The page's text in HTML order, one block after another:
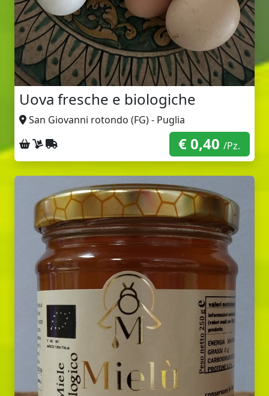
Uova fresche e biologiche
San Giovanni rotondo (FG) - Puglia
Ritiro sul posto
Consegna a domicilio
Spedizione con corriere € 0,40/Pz.